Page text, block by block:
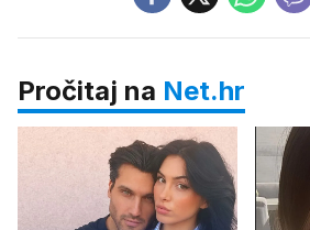
Pročitaj na Net.hr